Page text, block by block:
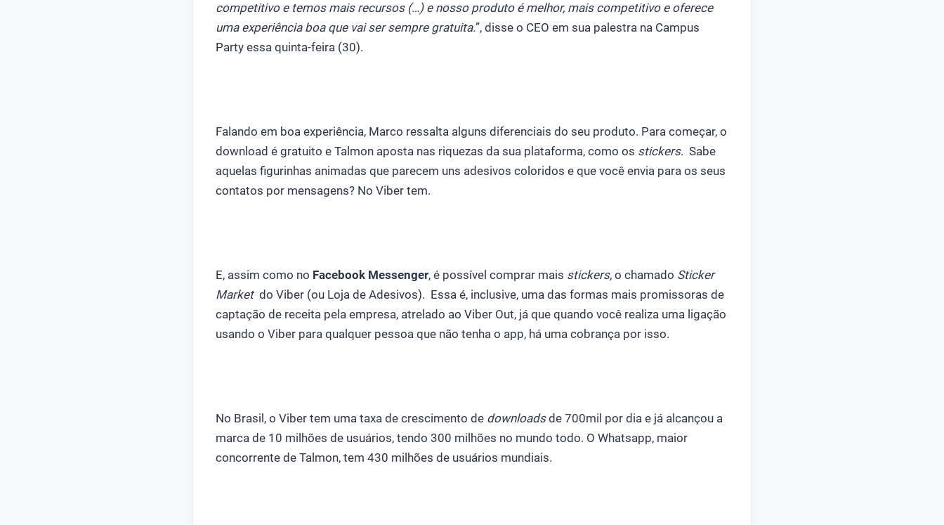
competitivo e temos mais recursos (…) e nosso produto é melhor, mais competitivo e oferece
uma experiência boa que vai ser sempre gratuita.”, disse o CEO em sua palestra na Campus
Party essa quinta-feira (30).
Falando em boa experiência, Marco ressalta alguns diferenciais do seu produto. Para começar, o
download é gratuito e Talmon aposta nas riquezas da sua plataforma, como os stickers. Sabe
aquelas figurinhas animadas que parecem uns adesivos coloridos e que você envia para os seus
contatos por mensagens? No Viber tem.
E, assim como no Facebook Messenger, é possível comprar mais stickers, o chamado Sticker
Marketdo Viber (ou Loja de Adesivos). Essa é, inclusive, uma das formas mais promissoras de
captação de receita pela empresa, atrelado ao Viber Out, já que quando você realiza uma ligação
usando o Viber para qualquer pessoa que não tenha o app, há uma cobrança por isso.
No Brasil, o Viber tem uma taxa de crescimento de downloadsde 700mil por dia e já alcançou a
marca de 10 milhões de usuários, tendo 300 milhões no mundo todo. O Whatsapp, maior
concorrente de Talmon, tem 430 milhões de usuários mundiais.